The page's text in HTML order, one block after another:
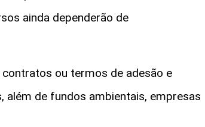
ainda dependerão de
ou termos de adesão e
além de fundos ambientais, empresas